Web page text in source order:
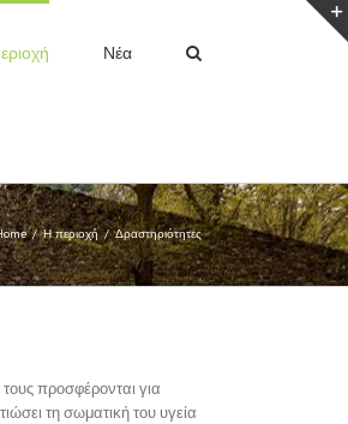
Νέα
/ Η περιοχή / Δραστηριότητες
προσφέρονται για
τη σωματική του υγεία